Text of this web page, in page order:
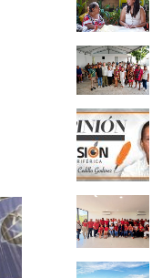
PROTEGER LOS
RAFA MARÍN
LUCHA POR EL
HUGO ALDAY